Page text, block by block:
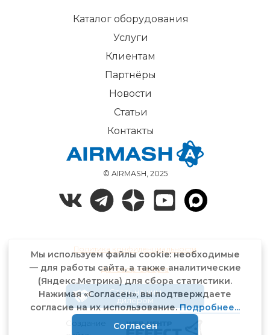
© AIRMASH, 2025
Каталог оборудования
Услуги
Клиентам
Партнёры
Новости
Статьи
Контакты
Политика конфиденциальности
Договор-оферта
Стать нашим
дилером
Мы используем файлы cookie: необходимые
— для работы сайта, а также аналитические
(Яндекс.Метрика) для сбора статистики.
Нажимая «Согласен», вы подтверждаете
согласие на их использование.Подробнее...
Согласен